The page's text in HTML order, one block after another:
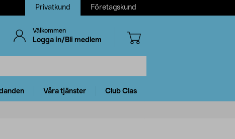
Privatkund Företagskund
Välkommen
Logga in/Bli medlem
Våra tjänster Club Clas